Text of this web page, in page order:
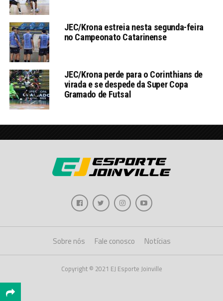
JEC/Krona estreia nesta segunda-feira
no Campeonato Catarinense
JEC/Krona perde para o Corinthians de
virada e se despede da Super Copa
Gramado de Futsal
Sobre nós Fale conosco Notícias
Copyright © 2021 EJ Esporte Joinville